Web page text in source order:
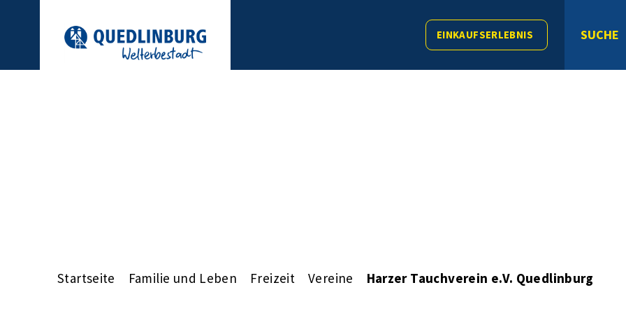
EINKAUFSERLEBNIS SUCHE
Startseite Familie und Leben Freizeit Vereine Harzer Tauchverein e.V. Quedlinburg